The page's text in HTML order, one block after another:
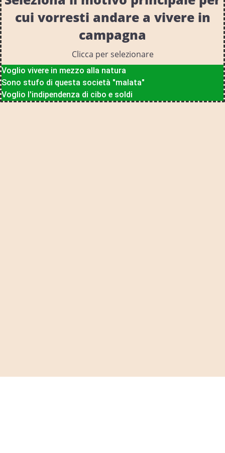
cui vorresti andare a vivere in
campagna
Clicca per selezionare
Voglio vivere in mezzo alla natura
Sono stufo di questa società "malata"
Voglio l'indipendenza di cibo e soldi